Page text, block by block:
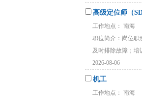
高级定位师（
工作地点： 南海
职位简介：岗位职
及时排除故障；培
2026-08-06
机工
工作地点： 南海